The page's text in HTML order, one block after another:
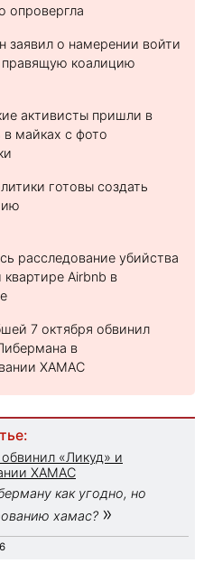
опровергла
заявил о намерении войти
коалицию
активисты пришли в
в майках с фото
готовы создать
расследование убийства
Airbnb в
7 октября обвинил
в
ХАМАС
«Ликуд» и
ХАМАС
как угодно, но
хамас? »